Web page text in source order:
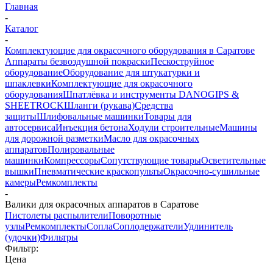
Главная
-
Каталог
-
Комплектующие для окрасочного оборудования в Саратове
Аппараты безвоздушной покраскиПескоструйное
оборудованиеОборудование для штукатурки и
шпаклевкиКомплектующие для окрасочного
оборудованияШпатлёвка и инструменты DANOGIPS &
SHEETROCKШланги (рукава)Средства
защитыШлифовальные машинкиТовары для
автосервисаИнъекция бетонаХодули строительныеМашины
для дорожной разметкиМасло для окрасочных
аппаратовПолировальные
машинкиКомпрессорыСопутствующие товарыОсветительные
вышкиПневматические краскопультыОкрасочно-сушильные
камерыРемкомплекты
-
Валики для окрасочных аппаратов в Саратове
Пистолеты распылителиПоворотные
узлыРемкомплектыСоплаСоплодержателиУдлинитель
(удочки)Фильтры
Фильтр:
Цена